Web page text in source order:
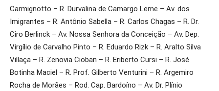
Carmignotto – R. Durvalina de Camargo Leme – Av. dos
Imigrantes – R. Antônio Sabella – R. Carlos Chagas – R. Dr.
Ciro Berlinck – Av. Nossa Senhora da Conceição – Av. Dep.
Virgílio de Carvalho Pinto – R. Eduardo Rizk – R. Aralto Silva
Villaça – R. Zenovia Cioban – R. Eriberto Cursi – R. José
Botinha Maciel – R. Prof. Gilberto Venturini – R. Argemiro
Rocha de Morães – Rod. Cap. Bardoíno – Av. Dr. Plínio